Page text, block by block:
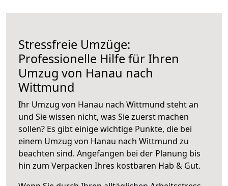
Stressfreie Umzüge:
Professionelle Hilfe für Ihren
Umzug von Hanau nach
Wittmund
Ihr Umzug von Hanau nach Wittmund steht an
und Sie wissen nicht, was Sie zuerst machen
sollen? Es gibt einige wichtige Punkte, die bei
einem Umzug von Hanau nach Wittmund zu
beachten sind. Angefangen bei der Planung bis
hin zum Verpacken Ihres kostbaren Hab & Gut.